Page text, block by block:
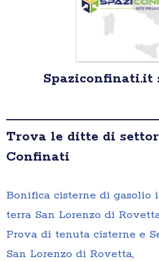
Spaziconfinati.it
Trova le ditte di
Confinati
Bonifica cisterne di gasolio
terra San Lorenzo di
Prova di tenuta cisterne e
San Lorenzo di Rovetta,